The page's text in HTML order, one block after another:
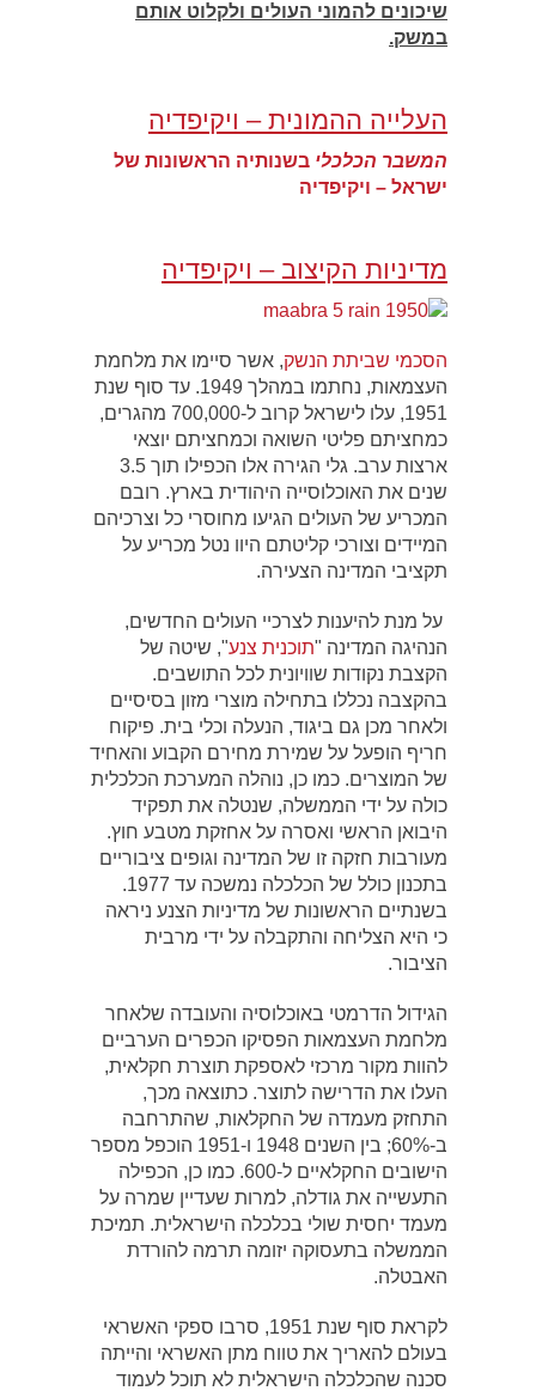
שיכונים להמוני העולים ולקלוט אותם
במשק.
העלייה ההמונית – ויקיפדיה
המשבר הכלכלי בשנותיה הראשונות של
ישראל – ויקיפדיה
מדיניות הקיצוב – ויקיפדיה
הסכמי שביתת הנשק, אשר סיימו את מלחמת
העצמאות, נחתמו במהלך 1949. עד סוף שנת
1951, עלו לישראל קרוב ל-700,000 מהגרים,
כמחציתם פליטי השואה וכמחציתם יוצאי
ארצות ערב. גלי הגירה אלו הכפילו תוך 3.5
שנים את האוכלוסייה היהודית בארץ. רובם
המכריע של העולים הגיעו מחוסרי כל וצרכיהם
המיידים וצורכי קליטתם היוו נטל מכריע על
תקציבי המדינה הצעירה.
על מנת להיענות לצרכיי העולים החדשים,
הנהיגה המדינה "תוכנית צנע", שיטה של
הקצבת נקודות שוויונית לכל התושבים.
בהקצבה נכללו בתחילה מוצרי מזון בסיסיים
ולאחר מכן גם ביגוד, הנעלה וכלי בית. פיקוח
חריף הופעל על שמירת מחירם הקבוע והאחיד
של המוצרים. כמו כן, נוהלה המערכת הכלכלית
כולה על ידי הממשלה, שנטלה את תפקיד
היבואן הראשי ואסרה על אחזקת מטבע חוץ.
מעורבות חזקה זו של המדינה וגופים ציבוריים
בתכנון כולל של הכלכלה נמשכה עד 1977.
בשנתיים הראשונות של מדיניות הצנע ניראה
כי היא הצליחה והתקבלה על ידי מרבית
הציבור.
הגידול הדרמטי באוכלוסיה והעובדה שלאחר
מלחמת העצמאות הפסיקו הכפרים הערביים
להוות מקור מרכזי לאספקת תוצרת חקלאית,
העלו את הדרישה לתוצר. כתוצאה מכך,
התחזק מעמדה של החקלאות, שהתרחבה
ב-60%; בין השנים 1948 ו-1951 הוכפל מספר
הישובים החקלאיים ל-600. כמו כן, הכפילה
התעשייה את גודלה, למרות שעדיין שמרה על
מעמד יחסית שולי בכלכלה הישראלית. תמיכת
הממשלה בתעסוקה יזומה תרמה להורדת
האבטלה.
לקראת סוף שנת 1951, סרבו ספקי האשראי
בעולם להאריך את טווח מתן האשראי והייתה
סכנה שהכלכלה הישראלית לא תוכל לעמוד